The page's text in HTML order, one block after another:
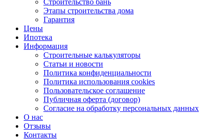
Строительство бань
Этапы строительства дома
Гарантия
Цены
Ипотека
Информация
Строительные калькуляторы
Статьи и новости
Политика конфиденциальности
Политика использования cookies
Пользовательское соглашение
Публичная оферта (договор)
Согласие на обработку персональных данных
О нас
Отзывы
Контакты